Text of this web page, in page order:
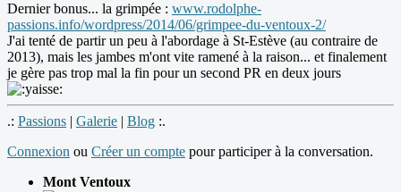
Dernier bonus... la grimpée : www.rodolphe-
passions.info/wordpress/2014/06/grimpee-du-ventoux-2/
J'ai tenté de partir un peu à l'abordage à St-Estève (au contraire de
2013), mais les jambes m'ont vite ramené à la raison... et finalement
je gère pas trop mal la fin pour un second PR en deux jours
.: Passions | Galerie | Blog :.
Connexion ou Créer un compte pour participer à la conversation.
Mont Ventoux